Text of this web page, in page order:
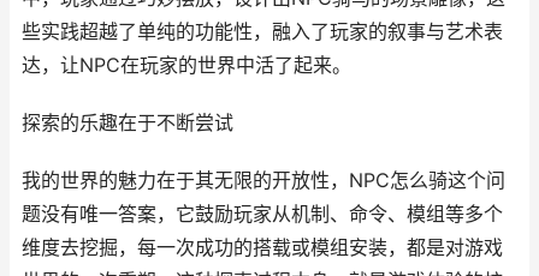
些实践超越了单纯的功能性，融入了玩家的叙事与艺术表
达，让NPC在玩家的世界中活了起来。
探索的乐趣在于不断尝试
我的世界的魅力在于其无限的开放性，NPC怎么骑这个问
题没有唯一答案，它鼓励玩家从机制、命令、模组等多个
维度去挖掘，每一次成功的搭载或模组安装，都是对游戏